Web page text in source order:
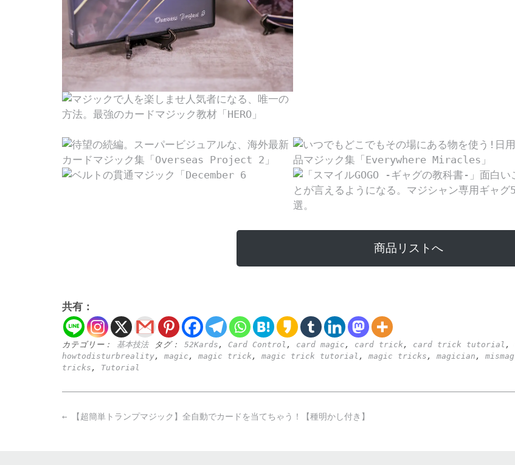
商品リストへ
共有：
カテゴリー： 基本技法 タグ： 52Kards , Card Control , card magic , card trick , card trick tutorial ,
howtodisturbreality, magic , magic trick , magic trick tutorial , magic tricks , magician , mismag
tricks , Tutorial
Post
← 【超簡単トランプマジック】全自動でカードを当てちゃう！【種明かし付き】